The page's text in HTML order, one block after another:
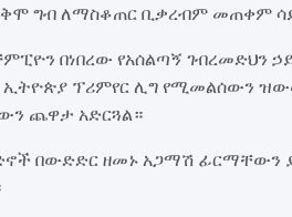
ግብ ለማስቆጠር ቢቃረብም መጠቀም
በነበረው የአሰልጣኝ ገብረመድህን
ኢትዮጵያ ፕሪምየር ሊግ የሚመልሰውን
ጨዋታ አድርጓል።
በውድድር ዘመኑ አጋማሽ